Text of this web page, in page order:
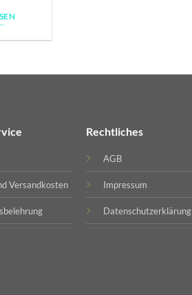
Versandkosten
Rechtliches
AGB
Impressum
Datenschutzerklärung